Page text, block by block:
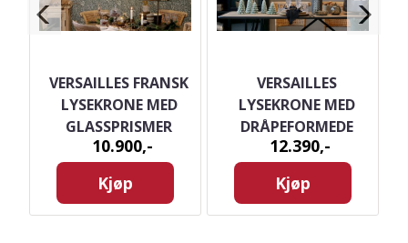
VERSAILLES FRANSK
LYSEKRONE MED
GLASSPRISMER
10.900,-
Kjøp
VERSAILLES
LYSEKRONE MED
DRÅPEFORMEDE
GLASSPRISMER - 57
12.390,-
Kjøp